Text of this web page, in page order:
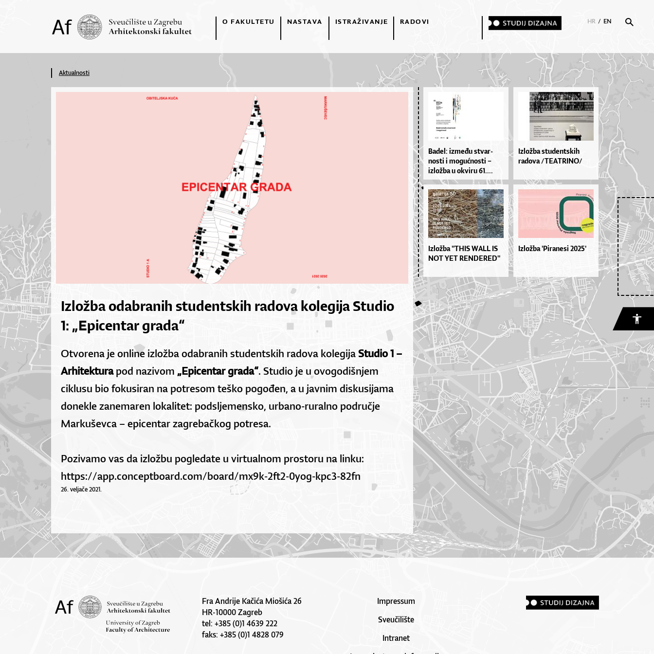
O FAKULTETU NASTAVA ISTRAŽIVANJE RADOVI HR / EN
Aktualnosti
Izložba odabranih studentskih radova kolegija Studio
1: „Epicentar grada“
Otvorena je online izložba odabranih studentskih radova kolegijaStudio 1 –
Arhitekturapod nazivom „Epicentar grada“. Studio je u ovogodišnjem
ciklusu bio fokusiran na potresom teško pogođen, a u javnim diskusijama
donekle zanemaren lokalitet: podsljemensko, urbano-ruralno područje
Markuševca – epicentar zagrebačkog potresa.
Pozivamo vas da izložbu pogledate u virtualnom prostoru na linku:
https://app.conceptboard.com/board/mx9k-2ft2-0yog-kpc3-82fn
26. veljače 2021.
Ba­de­l: iz­me­đu stvar­
nos­ti i mo­gu­ćnos­ti –
izlož­ba u okvi­ru 61....
Izložba studentskih
radova /TEATRINO/
Izlož­ba ''THIS WA­LL IS
NOT YET REN­DE­RE­D''
Izložba 'Piranesi 2025'
Fra Andrije Kačića Miošića 26
HR-10000 Zagreb
tel: +385 (0)1 4639 222
faks: +385 (0)1 4828 079
Impressum
Sveučilište
Intranet